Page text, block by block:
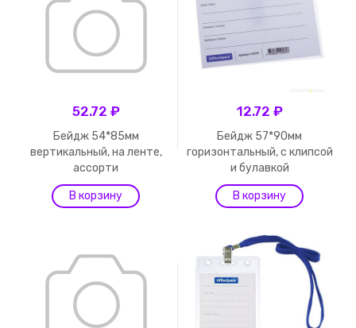
52.72 ₽
Бейдж 54*85мм
вертикальный, на ленте,
ассорти
12.72 ₽
Бейдж 57*90мм
горизонтальный, с клипсой
и булавкой